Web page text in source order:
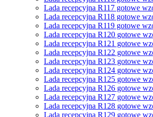
Lada recepcyjna R117 gotowe
Lada recepcyjna R118 gotowe
Lada recepcyjna R119 gotowe
Lada recepcyjna R120 gotowe
Lada recepcyjna R121 gotowe
Lada recepcyjna R122 gotowe
Lada recepcyjna R123 gotowe
Lada recepcyjna R124 gotowe
Lada recepcyjna R125 gotowe
Lada recepcyjna R126 gotowe
Lada recepcyjna R127 gotowe
Lada recepcyjna R128 gotowe
Lada recepcyjna R129 gotowe